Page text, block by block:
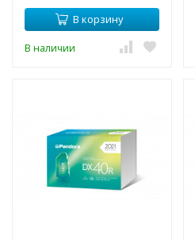
В корзину
В наличии